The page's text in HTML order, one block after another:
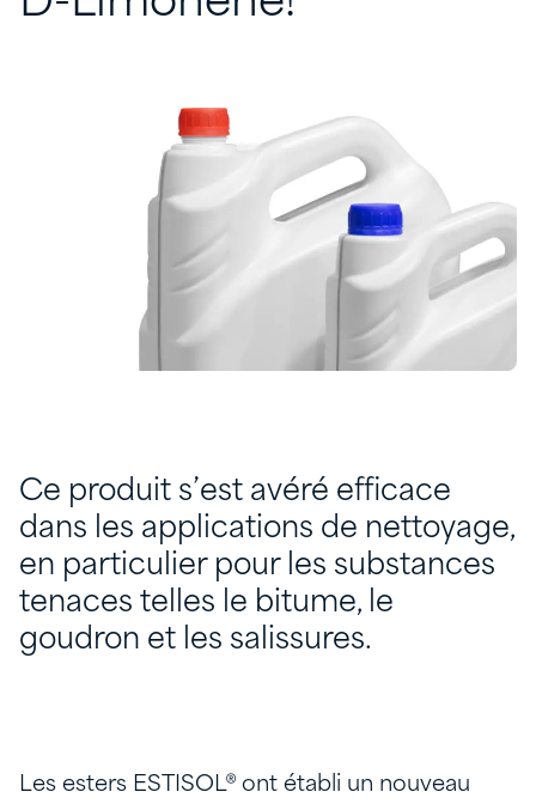
Ce produit s’est avéré efficace
dans les applications de nettoyage,
en particulier pour les substances
tenaces telles le bitume, le
goudron et les salissures.
Les esters ESTISOL® ont établi un nouveau